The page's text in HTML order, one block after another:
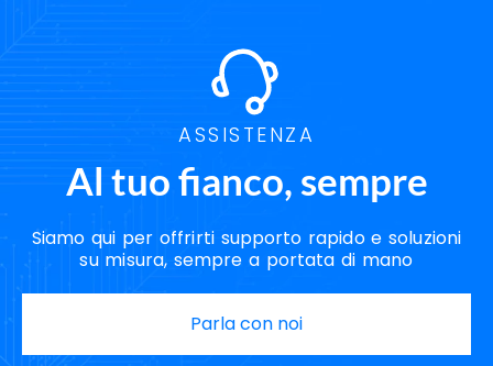
ASSISTENZA
Al tuo fianco, sempre
Siamo qui per offrirti supporto rapido e soluzioni
su misura, sempre a portata di mano
Parla con noi